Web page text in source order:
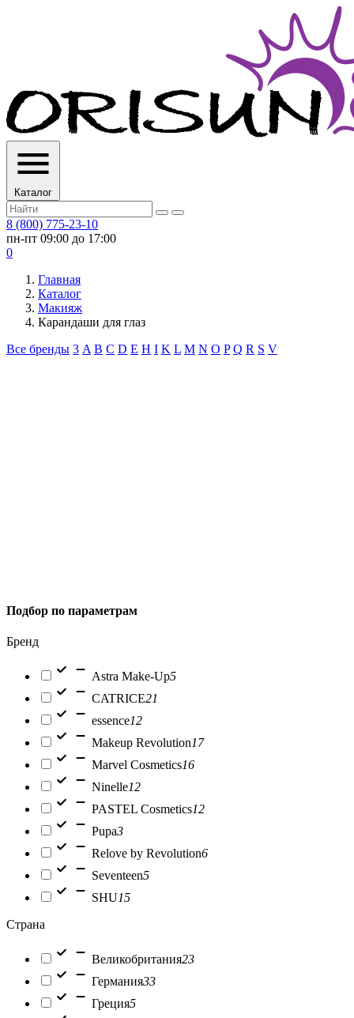
Каталог
8 (800) 775-23-10
пн-пт 09:00 до 17:00
0
Главная
Каталог
Макияж
Карандаши для глаз
Все бренды 3 A B C D E H I K L M N O P Q R S V
Подбор по параметрам
Бренд
Astra Make-Up5
CATRICE21
essence12
Makeup Revolution17
Marvel Cosmetics16
Ninelle12
PASTEL Cosmetics12
Pupa3
Relove by Revolution6
Seventeen5
SHU15
Страна
Великобритания23
Германия33
Греция5